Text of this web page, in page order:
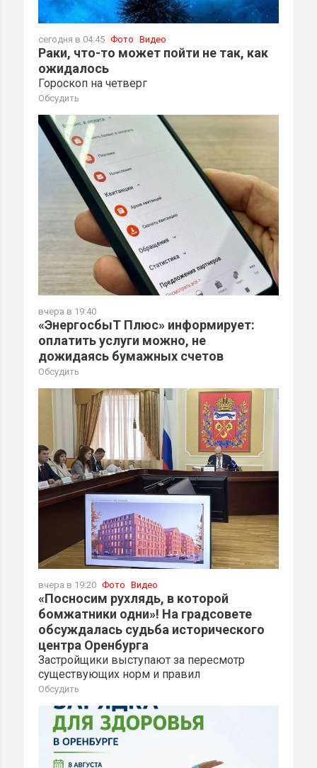
сегодня в 04:45 Фото Видео
Раки, что-то может пойти не так, как
ожидалось
Гороскоп на четверг
Обсудить
вчера в 19:40
«ЭнергосбыТ Плюс» информирует:
оплатить услуги можно, не
дожидаясь бумажных счетов
Обсудить
вчера в 19:20 Фото Видео
«Посносим рухлядь, в которой
бомжатники одни»! На градсовете
обсуждалась судьба исторического
центра Оренбурга
Застройщики выступают за пересмотр
существующих норм и правил
Обсудить